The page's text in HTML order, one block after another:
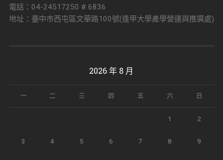
電話：04-24517250 # 6836
地址：臺中市西屯區文華路100號(逢甲大學產學營運與推廣處)
2026 年 8 月
一 二 三 四 五 六 日
1 2
3 4 5 6 7 8 9